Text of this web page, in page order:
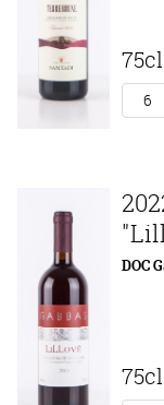
75cl
DOC
75cl